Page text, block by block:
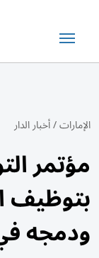
الإمارات/أخبار الدار
مؤتمر
بتوظيف
ودمجه